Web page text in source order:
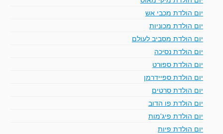
יום הולדת מכבי אש
יום הולדת מכוניות
יום הולדת מסביב לעולם
יום הולדת נסיכה
יום הולדת ספורט
יום הולדת ספיידרמן
יום הולדת סרטים
יום הולדת פו הדוב
יום הולדת פיג'מות
יום הולדת פיות